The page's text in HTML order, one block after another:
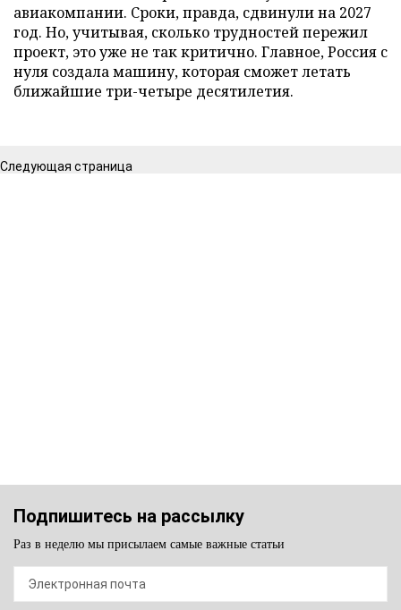
авиакомпании. Сроки, правда, сдвинули на 2027
год. Но, учитывая, сколько трудностей пережил
проект, это уже не так критично. Главное, Россия с
нуля создала машину, которая сможет летать
ближайшие три-четыре десятилетия.
Следующая страница
Подпишитесь на рассылку
Раз в неделю мы присылаем самые важные статьи